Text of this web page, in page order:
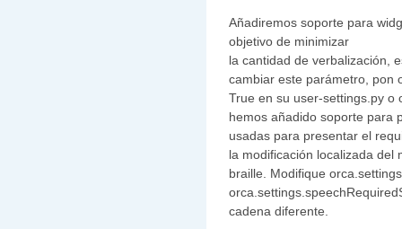
Añadiremos soporte para
objetivo de minimizar
la cantidad de verbalización,
cambiar este parámetro, pon
True en su user-settings.py o
hemos añadido soporte para
usadas para presentar el
la modificación localizada del
braille. Modifique
cadena diferente.